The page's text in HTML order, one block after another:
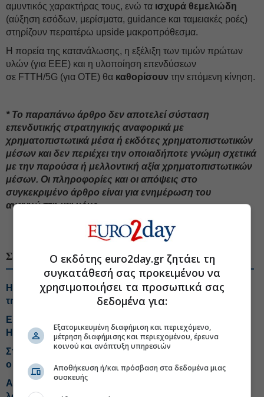
αμυντικός χαρακτήρας τους, ενώ τα ισχυρά θεμελιώδη
(αύξηση εσόδων, μερίσματα, guidance και ταμειακές ροές)
στηρίζουν περαιτέρω upside μακροπρόθεσμα.
Η πορεία της κατανάλωσης, η εξέλιξη των τιμών πρώτων
υλών (για ΕΕΕ) και η υλοποίηση επενδύσεων
σε FTTH/5G (για ΟΤE) θα καθορίσουν την επόμενη κίνηση.
* Το παραπάνω άρθρο δεν αποτελεί σύσταση
επενδυτικής στρατηγικής αναφορικά με
χρηματοπιστωτικά μέσα ή εκδότες χρηματοπιστωτικών
μέσων και δεν περιέχει την οποιαδήποτε γνώμη σχετικά
με την παρούσα ή μελλοντική αξία χρηματοπιστωτικών
μέσων. Οι πληροφορίες και οι απόψεις στο
συγκεκριμένο άρθρο είναι για ενημέρωση του
αναγνώστη και μόνο.
#Τεχνική ανάλυση #Coca-Cola
ΣΧΕΤΙΚΑ ΘΕΜΑΤΑ
H έκπληξη από την Helleniq Energy-Τα telecom σχέδια
της ΔΕΗ-Tips για Coca Cola, Alter Ego, ΑΔΜΗΕ, ΙΝΤΕΚ
Είσοδο στα protein beverages εξετάζει η Coca Cola
HBC
Στους δείκτες FTSE4Good για 18η συνεχόμενη χρονιά
ο ΟΤΕ
Αktor-Motor Oil: Δύο ταχύτητες, μία κοινή κυματική
Ο εκδότης euro2day.gr ζητάει τη
συγκατάθεσή σας προκειμένου να
χρησιμοποιήσει τα προσωπικά σας
δεδομένα για:
Εξατομικευμένη διαφήμιση και περιεχόμενο,
μέτρηση διαφήμισης και περιεχομένου, έρευνα
κοινού και ανάπτυξη υπηρεσιών
Αποθήκευση ή/και πρόσβαση στα δεδομένα μιας
συσκευής